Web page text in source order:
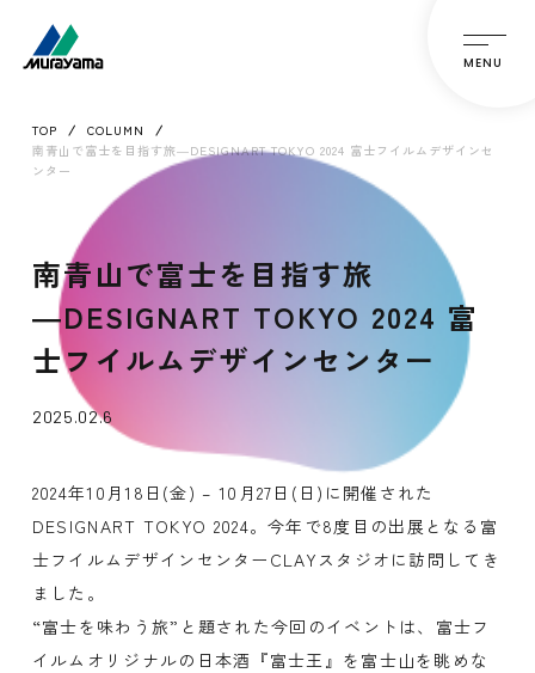
MENU
TOP
COLUMN
南青山で富士を目指す旅―DESIGNART TOKYO 2024 富士フイルムデザインセ
ンター
南青山で富士を目指す旅
―DESIGNART TOKYO 2024 富
士フイルムデザインセンター
2025.02.6
2024年10月18日(金) – 10月27日(日)に開催された
DESIGNART TOKYO 2024。今年で8度目の出展となる富
士フイルムデザインセンターCLAYスタジオに訪問してき
ました。
“富士を味わう旅”と題された今回のイベントは、富士フ
イルムオリジナルの日本酒『富士王』を富士山を眺めな